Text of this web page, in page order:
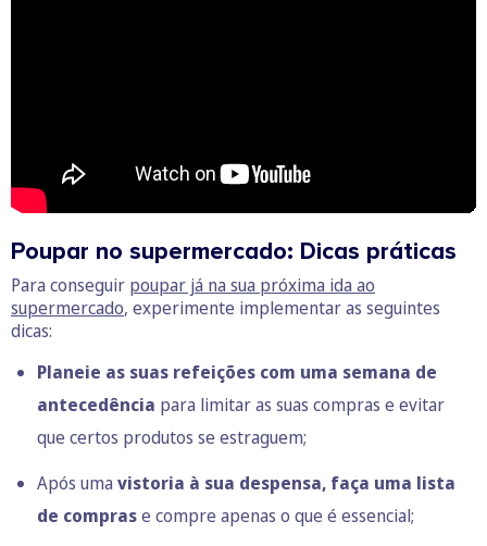
Poupar no supermercado: Dicas práticas
Para conseguir poupar já na sua próxima ida ao
supermercado, experimente implementar as seguintes
dicas:
Planeie as suas refeições com uma semana de
antecedência para limitar as suas compras e evitar
que certos produtos se estraguem;
Após uma vistoria à sua despensa, faça uma lista
de comprase compre apenas o que é essencial;